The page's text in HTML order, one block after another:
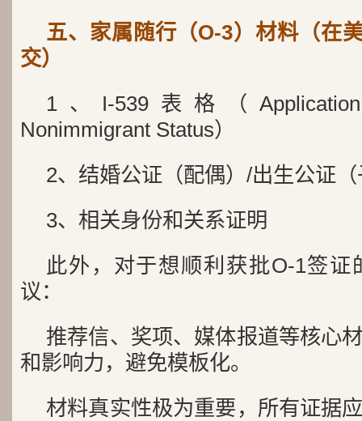
五、家属随行（O-3）材料（在
交）
1、I-539表格（Application
Nonimmigrant Status）
2、结婚公证（配偶）/出生公证
3、相关身份和关系证明
此外，对于想顺利获批O-1签
议：
推荐信、奖项、媒体报道等核心
和影响力，避免模板化。
材料真实性极为重要，所有证据